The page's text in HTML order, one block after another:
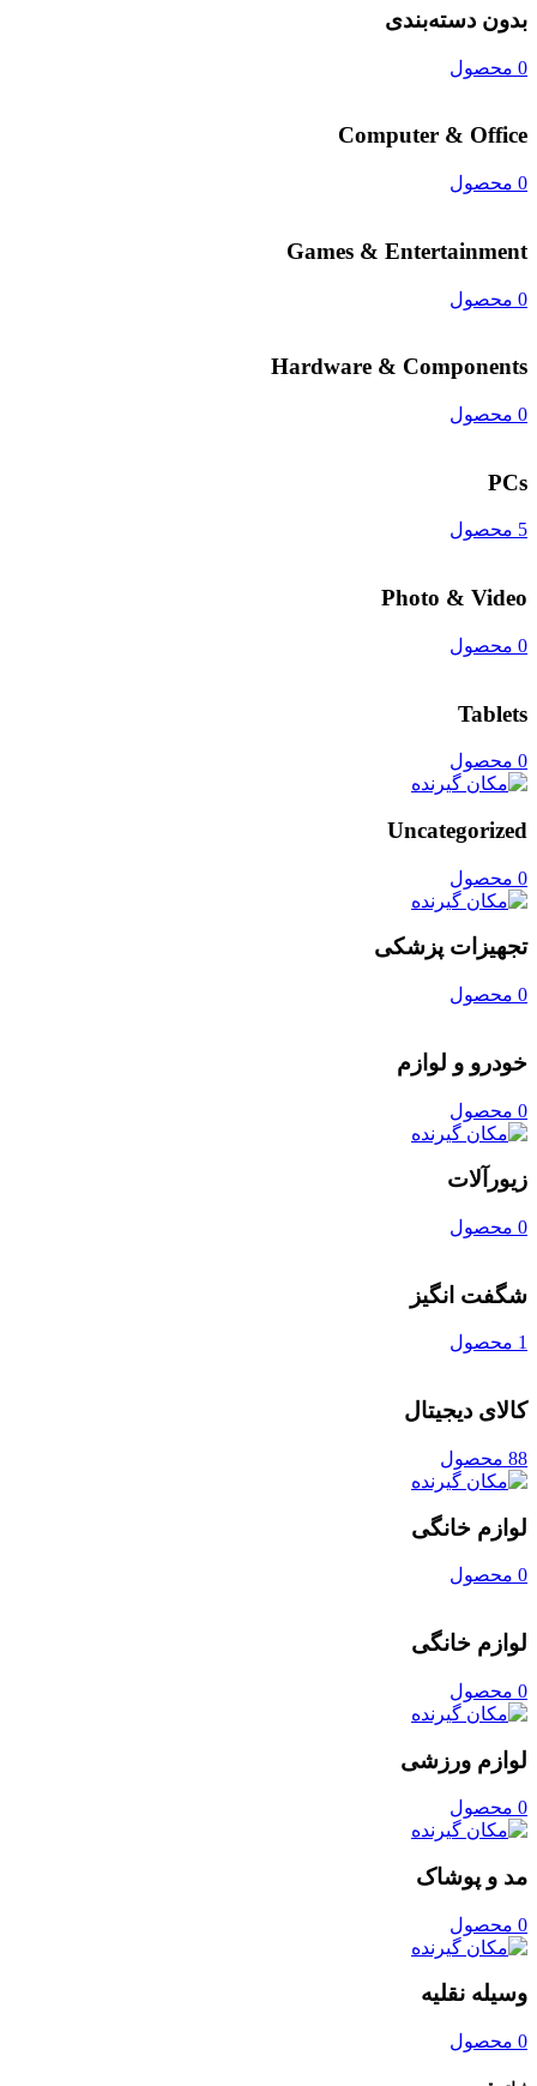
بدون دسته‌بندی
0 محصول
Computer & Office
0 محصول
Games & Entertainment
0 محصول
Hardware & Components
0 محصول
PCs
5 محصول
Photo & Video
0 محصول
Tablets
0 محصول
Uncategorized
0 محصول
تجهیزات پزشکی
0 محصول
خودرو و لوازم
0 محصول
زیورآلات
0 محصول
شگفت انگیز
1 محصول
کالای دیجیتال
88 محصول
لوازم خانگی
0 محصول
لوازم خانگی
0 محصول
لوازم ورزشی
0 محصول
مد و پوشاک
0 محصول
وسیله نقلیه
0 محصول